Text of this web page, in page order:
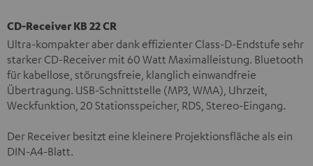
CD-Receiver KB 22 CR
Ultra-kompakter aber dank effizienter Class-D-Endstufe sehr
starker CD-Receiver mit 60 Watt Maximalleistung. Bluetooth
für kabellose, störungsfreie, klanglich einwandfreie
Übertragung. USB-Schnittstelle (MP3, WMA), Uhrzeit,
Weckfunktion, 20 Stationsspeicher, RDS, Stereo-Eingang.
Der Receiver besitzt eine kleinere Projektionsfläche als ein
DIN-A4-Blatt.